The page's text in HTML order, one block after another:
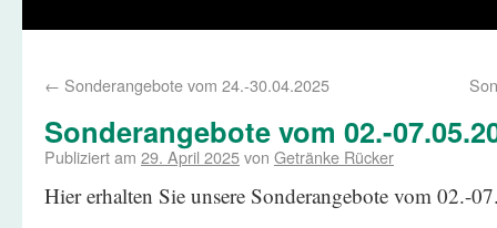
← Sonderangebote vom 24.-30.04.2025
Sonderangebote vom 02.-
Publiziert am 29. April 2025von Getränke Rücker
Hier erhalten Sie unsere Sonderangebote vom 02.-